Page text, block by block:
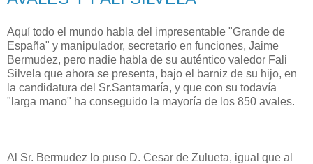
Aquí todo el mundo habla del impresentable "Grande de
España" y manipulador, secretario en funciones, Jaime
Bermudez, pero nadie habla de su auténtico valedor Fali
Silvela que ahora se presenta, bajo el barniz de su hijo, en
la candidatura del Sr.Santamaría, y que con su todavía
"larga mano" ha conseguido la mayoría de los 850 avales.
Al Sr. Bermudez lo puso D. Cesar de Zulueta, igual que al